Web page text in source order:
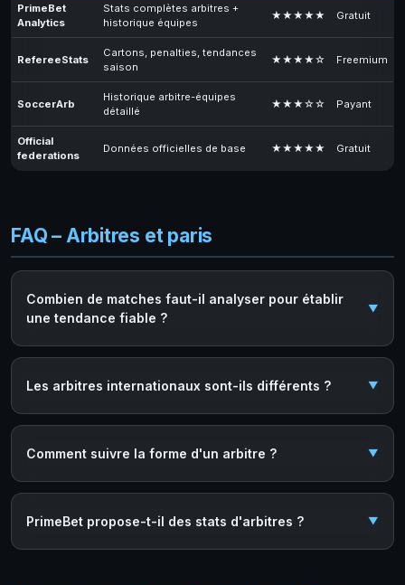
PrimeBet
Analytics
Stats complètes arbitres +
historique équipes
★★★★★ Gratuit
RefereeStats
Cartons, penalties, tendances
saison
★★★★☆ Freemium
SoccerArb
Historique arbitre-équipes
détaillé
★★★☆☆ Payant
Official
federations
Données officielles de base ★★★★★ Gratuit
FAQ – Arbitres et paris
Combien de matches faut-il analyser pour établir
une tendance fiable ?
Les arbitres internationaux sont-ils différents ?
Comment suivre la forme d'un arbitre ?
PrimeBet propose-t-il des stats d'arbitres ?